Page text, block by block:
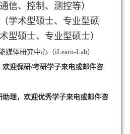
信、控制、测控等）
学术型硕士、专业型硕
型硕士、专业型硕士）
媒体研究中心（iLearn-Lab）
欢迎保研/考研学子来电或邮件咨
助理，欢迎优秀学子来电或邮件咨